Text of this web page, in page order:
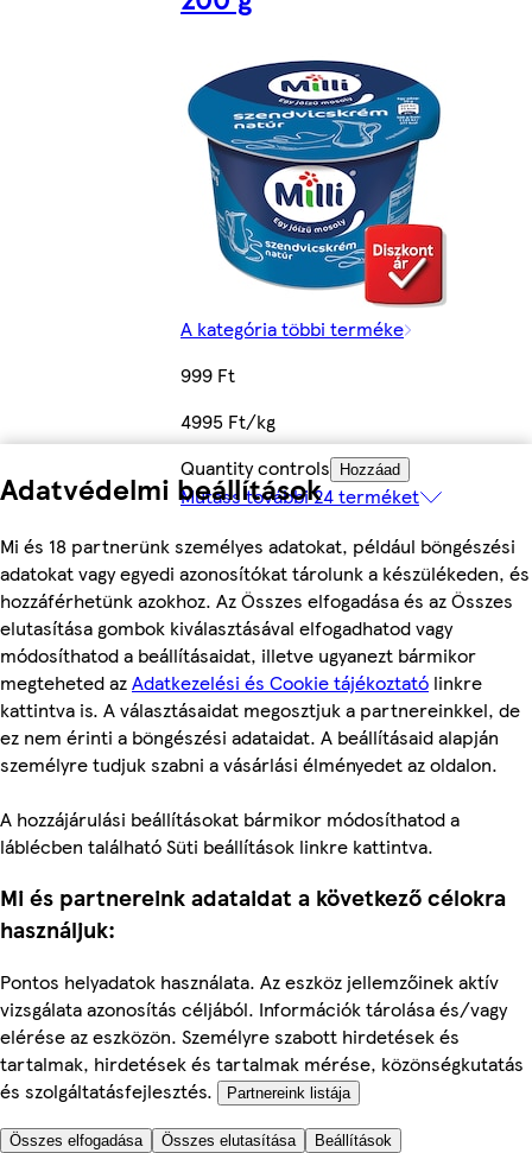
Adatvédelmi beállítások
Mi és 18 partnerünk személyes adatokat, például böngészési
adatokat vagy egyedi azonosítókat tárolunk a készülékeden, és
hozzáférhetünk azokhoz. Az Összes elfogadása és az Összes
elutasítása gombok kiválasztásával elfogadhatod vagy
módosíthatod a beállításaidat, illetve ugyanezt bármikor
megteheted azAdatkezelési és Cookie tájékoztató linkre
kattintva is. A választásaidat megosztjuk a partnereinkkel, de
ez nem érinti a böngészési adataidat. A beállításaid alapján
személyre tudjuk szabni a vásárlási élményedet az oldalon.
A hozzájárulási beállításokat bármikor módosíthatod a
láblécben található Süti beállítások linkre kattintva.
Mi és partnereink adataidat a következő célokra
használjuk:
Pontos helyadatok használata. Az eszköz jellemzőinek aktív
vizsgálata azonosítás céljából. Információk tárolása és/vagy
elérése az eszközön. Személyre szabott hirdetések és
tartalmak, hirdetések és tartalmak mérése, közönségkutatás
és szolgáltatásfejlesztés.
Partnereink listája
Összes elfogadása Összes elutasítása Beállítások
A kategória többi terméke
999 Ft
4995 Ft/kg
Quantity controls
Hozzáad
Mutass további 24 terméket